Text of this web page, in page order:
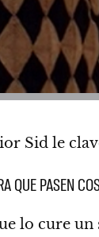
Sid le
QUE PASEN
lo cure